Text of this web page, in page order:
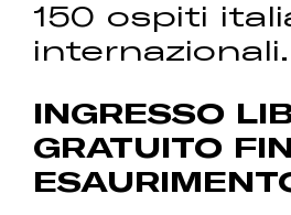
150 ospiti
internazionali.
INGRESSO
GRATUITO